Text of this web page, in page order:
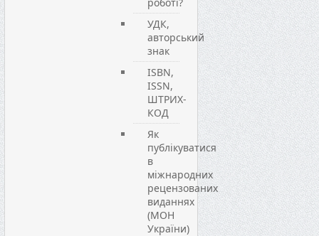
УДК,
авторський
знак
ISBN,
ISSN,
ШТРИХ-
КОД
Як
публікуватися
в
міжнародних
рецензованих
виданнях
(МОН
України)